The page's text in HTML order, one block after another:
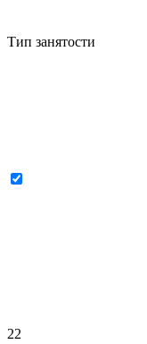
Тип занятости
22